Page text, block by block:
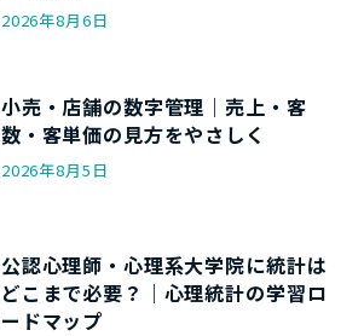
2026年8月6日
小売・店舗の数字管理｜売上・客
数・客単価の見方をやさしく
2026年8月5日
公認心理師・心理系大学院に統計は
どこまで必要？｜心理統計の学習ロ
ードマップ